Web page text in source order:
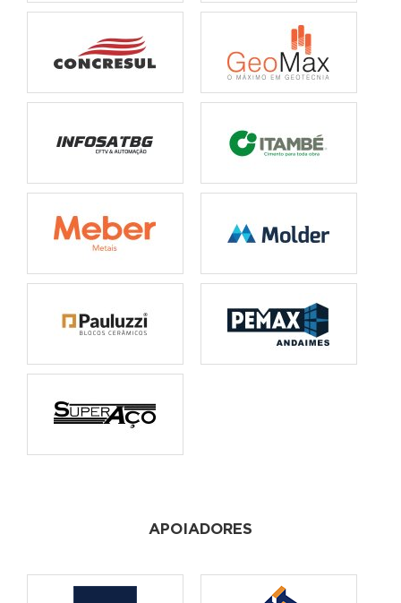
APOIADORES